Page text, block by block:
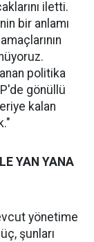
iletti.
bir anlamı
politika
gönüllü
kalan
YAN YANA
yönetime
şunları